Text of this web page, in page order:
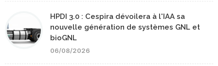
HPDI 3.0 : Cespira dévoilera à l'IAA sa
nouvelle génération de systèmes GNL et
bioGNL
06/08/2026